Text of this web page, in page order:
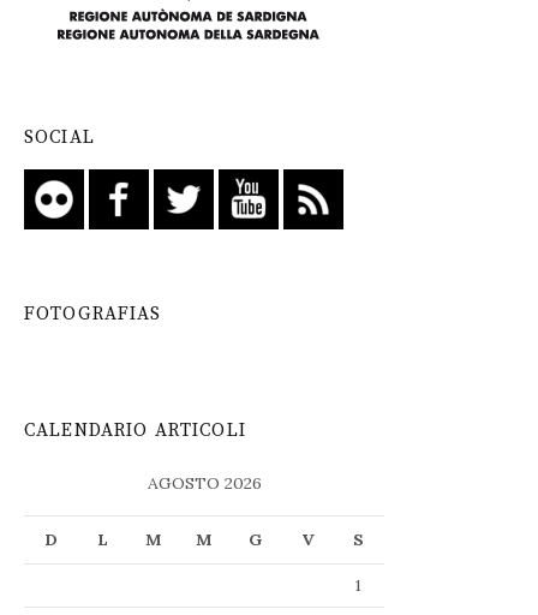
SOCIAL
FOTOGRAFIAS
CALENDARIO ARTICOLI
AGOSTO 2026
D L M M G V S
1